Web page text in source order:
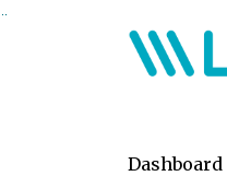
Ga naar de inhoud van
Ga naar het zoeken
Ga naar het menu
Dashboard